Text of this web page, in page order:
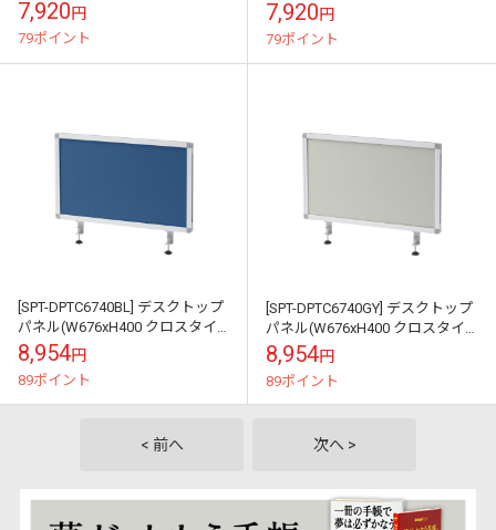
7,920円
79ポイント
7,920円
79ポイント
[SPT-DPTC6740BL] デスクトップ
パネル(W676xH400 クロスタイ
プ)
8,954円
89ポイント
[SPT-DPTC6740GY] デスクトップ
パネル(W676xH400 クロスタイ
プ)
8,954円
89ポイント
< 前へ 次へ >